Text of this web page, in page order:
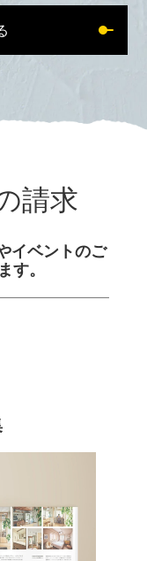
請求
イベントのご
す。